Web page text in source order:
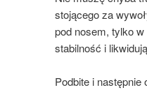
stojącego za
pod nosem, tylko
stabilność i
Podbite i